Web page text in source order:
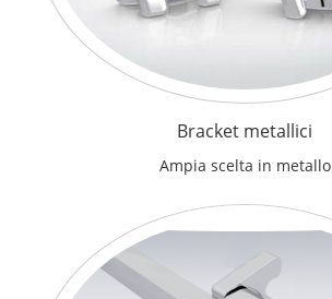
Bracket metallici
Ampia scelta in metallo